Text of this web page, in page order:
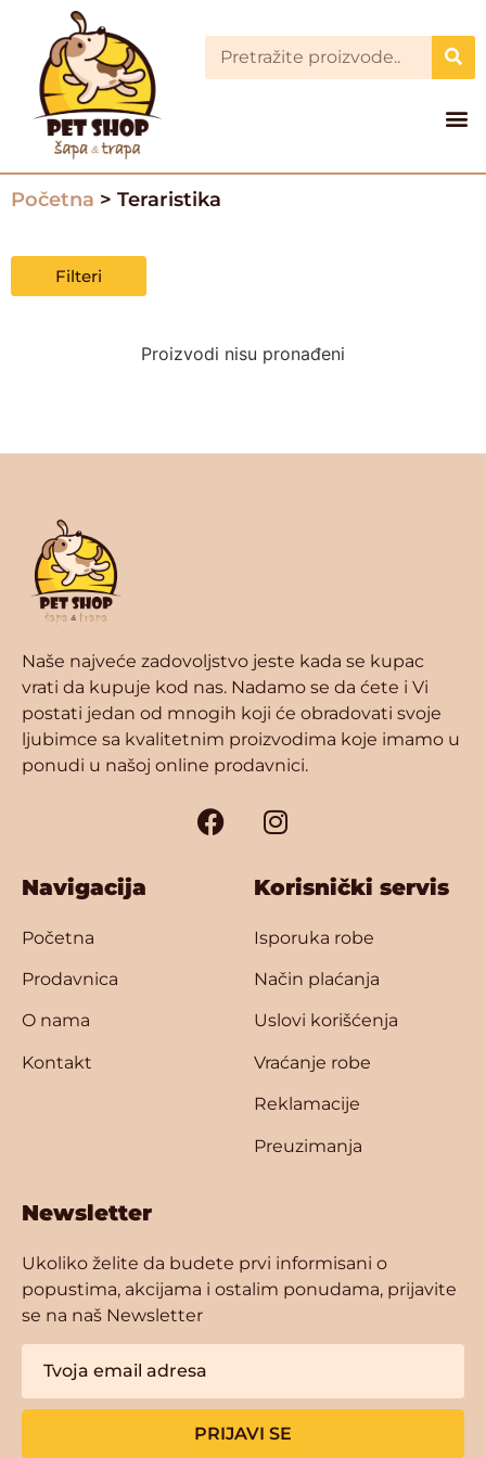
Početna > Teraristika
Filteri
Proizvodi nisu pronađeni
Naše najveće zadovoljstvo jeste kada se kupac
vrati da kupuje kod nas. Nadamo se da ćete i Vi
postati jedan od mnogih koji će obradovati svoje
ljubimce sa kvalitetnim proizvodima koje imamo u
ponudi u našoj online prodavnici.
Navigacija
Početna
Prodavnica
O nama
Kontakt
Korisnički servis
Isporuka robe
Način plaćanja
Uslovi korišćenja
Vraćanje robe
Reklamacije
Preuzimanja
Newsletter
Ukoliko želite da budete prvi informisani o
popustima, akcijama i ostalim ponudama, prijavite
se na naš Newsletter
PRIJAVI SE